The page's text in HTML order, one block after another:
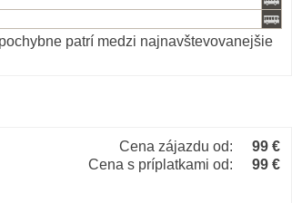
patrí medzi najnavštevovanejšie
Cena zájazdu od:
99 €
Cena s príplatkami od:
99 €